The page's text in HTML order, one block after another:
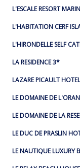
L'ESCALE RESORT
L'HABITATION CERF
L'HIRONDELLE SELF
LA RESIDENCE 3*
LAZARE PICAULT
LE DOMAINE DE
LE DOMAINE DE LA
LE DUC DE PRASLIN
LE NAUTIQUE LUXURY